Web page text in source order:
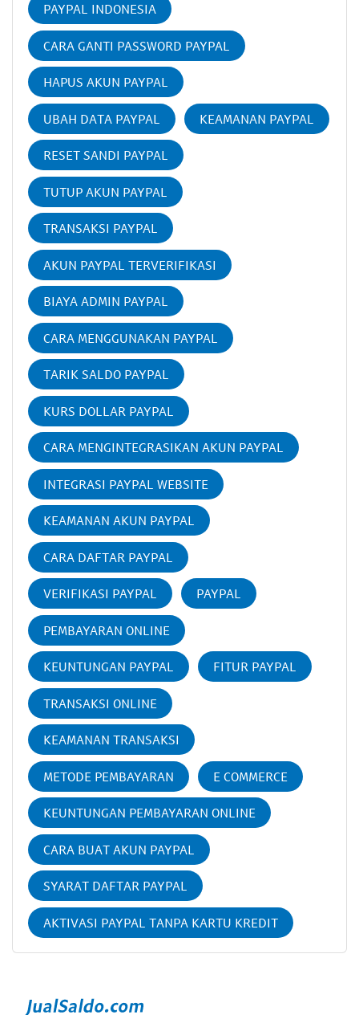
PAYPAL INDONESIA
CARA GANTI PASSWORD PAYPAL
HAPUS AKUN PAYPAL
UBAH DATA PAYPAL KEAMANAN PAYPAL
RESET SANDI PAYPAL
TUTUP AKUN PAYPAL
TRANSAKSI PAYPAL
AKUN PAYPAL TERVERIFIKASI
BIAYA ADMIN PAYPAL
CARA MENGGUNAKAN PAYPAL
TARIK SALDO PAYPAL
KURS DOLLAR PAYPAL
CARA MENGINTEGRASIKAN AKUN PAYPAL
INTEGRASI PAYPAL WEBSITE
KEAMANAN AKUN PAYPAL
CARA DAFTAR PAYPAL
VERIFIKASI PAYPAL PAYPAL
PEMBAYARAN ONLINE
KEUNTUNGAN PAYPAL FITUR PAYPAL
TRANSAKSI ONLINE
KEAMANAN TRANSAKSI
METODE PEMBAYARAN E COMMERCE
KEUNTUNGAN PEMBAYARAN ONLINE
CARA BUAT AKUN PAYPAL
SYARAT DAFTAR PAYPAL
AKTIVASI PAYPAL TANPA KARTU KREDIT